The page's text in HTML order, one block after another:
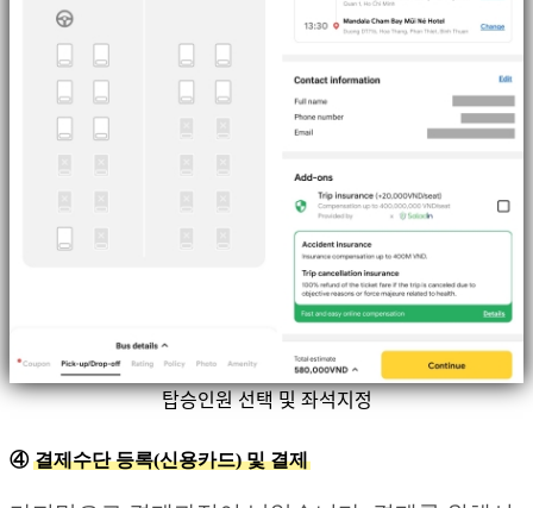
탑승인원 선택 및 좌석지정
④ 결제수단 등록(신용카드) 및 결제